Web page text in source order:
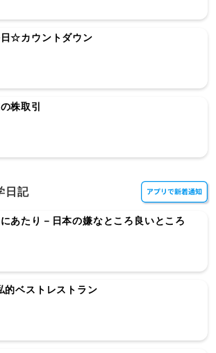
☆カウントダウン
株取引
日記
あたり－日本の嫌なところ良いところ
的ベストレストラン